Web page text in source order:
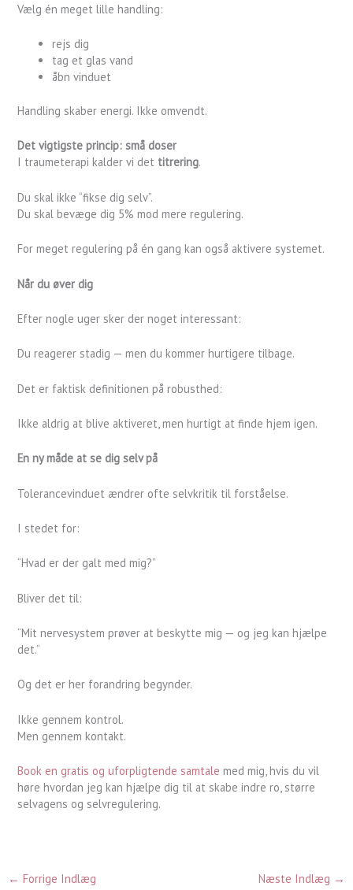
Vælg én meget lille handling:
rejs dig
tag et glas vand
åbn vinduet
Handling skaber energi. Ikke omvendt.
Det vigtigste princip: små doser
I traumeterapi kalder vi det titrering.
Du skal ikke “fikse dig selv”.
Du skal bevæge dig 5% mod mere regulering.
For meget regulering på én gang kan også aktivere systemet.
Når du øver dig
Efter nogle uger sker der noget interessant:
Du reagerer stadig — men du kommer hurtigere tilbage.
Det er faktisk definitionen på robusthed:
Ikke aldrig at blive aktiveret, men hurtigt at finde hjem igen.
En ny måde at se dig selv på
Tolerancevinduet ændrer ofte selvkritik til forståelse.
I stedet for:
“Hvad er der galt med mig?”
Bliver det til:
“Mit nervesystem prøver at beskytte mig — og jeg kan hjælpe
det.”
Og det er her forandring begynder.
Ikke gennem kontrol.
Men gennem kontakt.
Book en gratis og uforpligtende samtale med mig, hvis du vil
høre hvordan jeg kan hjælpe dig til at skabe indre ro, større
selvagens og selvregulering.
← Forrige Indlæg Næste Indlæg →